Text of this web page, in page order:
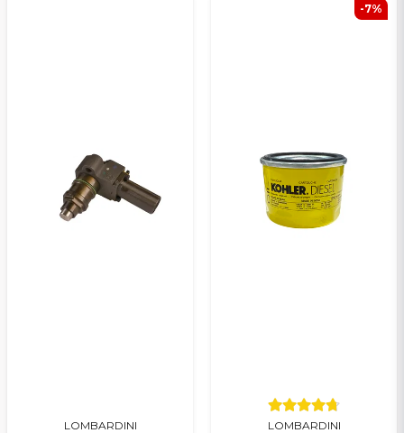
LOMBARDINI
LOMBARDINI
-7%